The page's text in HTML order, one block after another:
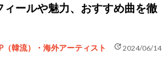
ールや魅力、おすすめ曲を徹
（韓流）・海外アーティスト update2024/06/14